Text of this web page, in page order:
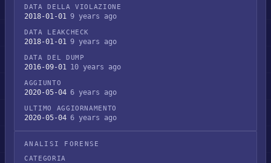
DATA DELLA VIOLAZIONE
2018-01-01 9 years ago
DATA LEAKCHECK
2018-01-01 9 years ago
DATA DEL DUMP
2016-09-01 10 years ago
AGGIUNTO
2020-05-04 6 years ago
ULTIMO AGGIORNAMENTO
2020-05-04 6 years ago
ANALISI FORENSE
CATEGORIA